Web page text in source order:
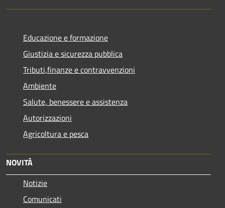
Educazione e formazione
Giustizia e sicurezza pubblica
Tributi,finanze e contravvenzioni
Ambiente
Salute, benessere e assistenza
Autorizzazioni
Agricoltura e pesca
NOVITÀ
Notizie
Comunicati